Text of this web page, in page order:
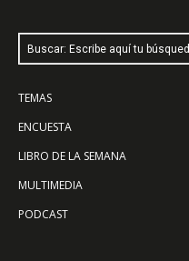
Buscar: Escribe aquí tu
TEMAS
ENCUESTA
LIBRO DE LA SEMANA
MULTIMEDIA
PODCAST